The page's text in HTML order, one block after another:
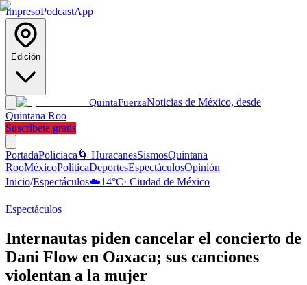
ImpresoPodcastApp
Edición
QuintaFuerzaNoticias de México, desde
Quintana Roo
Suscríbete gratis
PortadaPoliciaca 🌀 HuracanesSismosQuintana
RooMéxicoPolíticaDeportesEspectáculosOpinión
Inicio/Espectáculos☁️14°C· Ciudad de México
Espectáculos
Internautas piden cancelar el concierto de
Dani Flow en Oaxaca; sus canciones
violentan a la mujer